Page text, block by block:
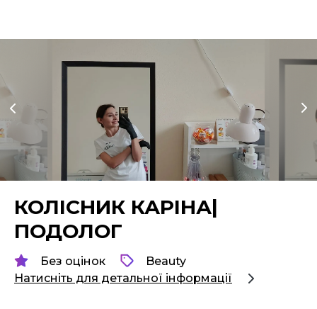
КОЛІСНИК КАРІНА|
ПОДОЛОГ
Без оцінок
Beauty
Натисніть для детальної інформації